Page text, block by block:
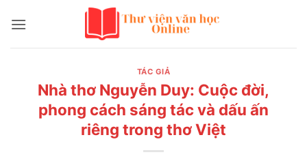
qua
TÁC GIẢ
Nhà thơ Nguyễn Duy: Cuộc đời,
phong cách sáng tác và dấu ấn
riêng trong thơ Việt